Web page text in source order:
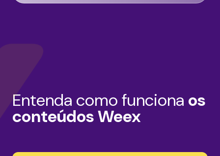
Entenda como funciona os
conteúdos Weex